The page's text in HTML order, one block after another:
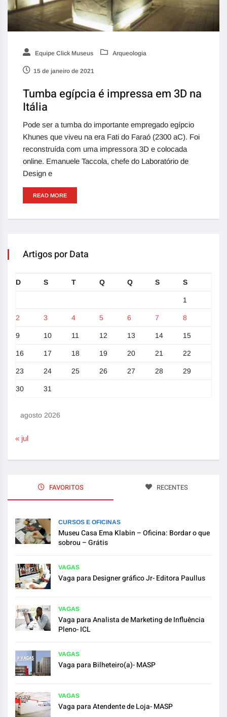
Equipe Click Museus Arqueologia
15 de janeiro de 2021
Tumba egípcia é impressa em 3D na
Itália
Pode ser a tumba do importante empregado egípcio
Khunes que viveu na era Fati do Faraó (2300 aC). Foi
reconstruída com uma impressora 3D e colocada
online. Emanuele Taccola, chefe do Laboratório de
Design e
READ MORE
Artigos por Data
agosto 2026
D S T Q Q S S
1
2 3 4 5 6 7 8
9 10 11 12 13 14 15
16 17 18 19 20 21 22
23 24 25 26 27 28 29
30 31
« jul
FAVORITOS RECENTES
CURSOS E OFICINAS
Museu Casa Ema Klabin – Oficina: Bordar o que
sobrou – Grátis
VAGAS
Vaga para Designer gráfico Jr- Editora Paullus
VAGAS
Vaga para Analista de Marketing de Influência
Pleno- ICL
VAGAS
Vaga para Bilheteiro(a)- MASP
VAGAS
Vaga para Atendente de Loja- MASP